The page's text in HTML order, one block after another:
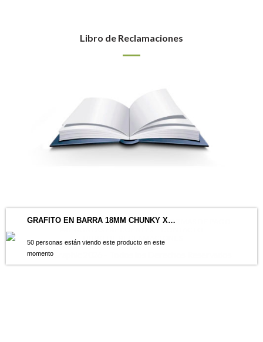
Libro de Reclamaciones
TÉRMINOS Y CONDICIONES DE USO
FORMAS DE PAGO
LIBRO DE RECLAMACIONES
Perú Graphic 2026 - Todos los Derechos Reservados
GRAFITO EN BARRA 18MM CHUNKY X 12 PZAS
50 personas están viendo este producto en este
momento